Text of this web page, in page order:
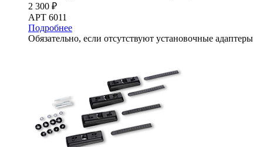
2 300 ₽
АРТ 6011
Подробнее
Обязательно, если отсутствуют установочные адаптеры